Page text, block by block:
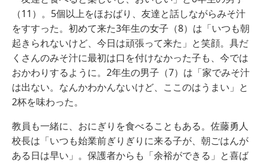
（11）。5個以上をほおばり、友達と話しながらみそ汁
をすすった。初めて来た3年生の女子（8）は「いつも朝
起きられないけど、今日は頑張って来た」と笑顔。具だ
くさんのみそ汁に最初は口を付けなかった子も、今では
おかわりするように。2年生の男子（7）は「家でみそ汁
は出ない。なんかわかんないけど、ここのはうまい」と
2杯を味わった。
教員も一緒に、おにぎりを食べることもある。佐藤勇人
校長は「いつも始業前ぎりぎりに来る子が、朝ごはんが
ある日は早い」。保護者からも「余裕ができる」と喜ば